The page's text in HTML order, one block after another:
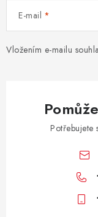
E-mail
Vložením e-mailu
Potřebujete